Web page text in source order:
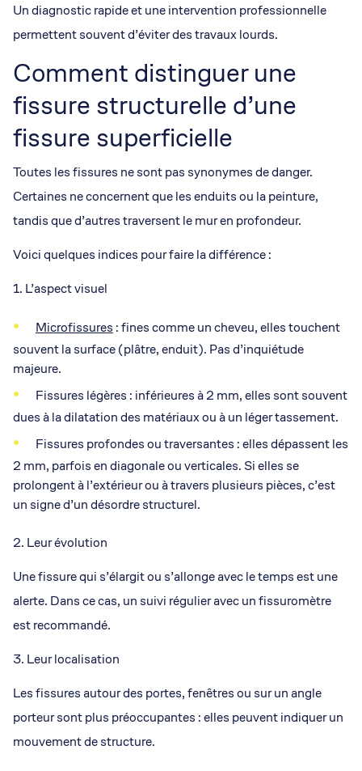
Un diagnostic rapide et une intervention professionnelle
permettent souvent d’éviter des travaux lourds.
Comment distinguer une
fissure structurelle d’une
fissure superficielle
Toutes les fissures ne sont pas synonymes de danger.
Certaines ne concernent que les enduits ou la peinture,
tandis que d’autres traversent le mur en profondeur.
Voici quelques indices pour faire la différence :
1. L’aspect visuel
Microfissures : fines comme un cheveu, elles touchent
souvent la surface (plâtre, enduit). Pas d’inquiétude
majeure.
Fissures légères : inférieures à 2 mm, elles sont souvent
dues à la dilatation des matériaux ou à un léger tassement.
Fissures profondes ou traversantes : elles dépassent les
2 mm, parfois en diagonale ou verticales. Si elles se
prolongent à l’extérieur ou à travers plusieurs pièces, c’est
un signe d’un désordre structurel.
2. Leur évolution
Une fissure qui s’élargit ou s’allonge avec le temps est une
alerte. Dans ce cas, un suivi régulier avec un fissuromètre
est recommandé.
3. Leur localisation
Les fissures autour des portes, fenêtres ou sur un angle
porteur sont plus préoccupantes : elles peuvent indiquer un
mouvement de structure.